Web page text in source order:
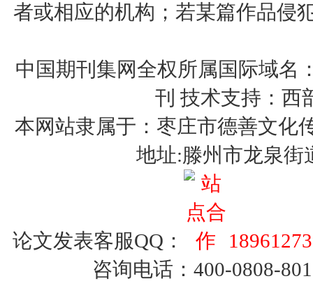
者或相应的机构；若某篇作品侵
中国期刊集网全权所属国际域名
刊 技术支持：西
本网站隶属于：枣庄市德善文化
地址:滕州市龙泉街
论文发表客服QQ：
咨询电话：400-0808-